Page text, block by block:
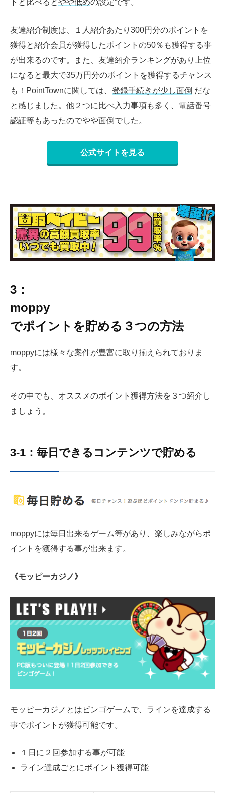
トと比べるとやや低めの設定です。
友達紹介制度は、１人紹介あたり 300円分のポイントを
獲得と紹介会員が獲得したポイントの50％も獲得する事
が出来るのです。また、友達紹介ランキングがあり上位
になると最大で35万円分のポイントを獲得するチャンス
も！PointTownに関しては、 登録手続きが少し面倒 だな
と感じました。他２つに比べ入力事項も多く、電話番号
認証等もあったのでやや面倒でした。
公式サイトを見る
3：
moppy
でポイントを貯める３つの方法
moppyには様々な案件が豊富に取り揃えられておりま
す。
その中でも、オススメのポイント獲得方法を３つ紹介し
ましょう。
3-1：毎日できるコンテンツで貯める
moppyには毎日出来るゲーム等があり、楽しみながらポ
イントを獲得する事が出来ます。
《モッピーカジノ》
モッピーカジノとはビンゴゲームで、ラインを達成する
事でポイントが獲得可能です。
１日に２回参加する事が可能
ライン達成ごとにポイント獲得可能